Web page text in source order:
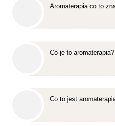
Aromaterapia co to
Co je to aromaterapia?
Co to jest